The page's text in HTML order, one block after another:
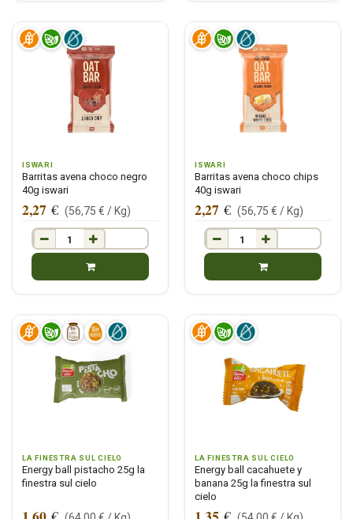
ISWARI
Barritas avena choco negro
40g iswari
2,27 € (56,75 € / Kg)
ISWARI
Barritas avena choco chips
40g iswari
2,27 € (56,75 € / Kg)
LA FINESTRA SUL CIELO
Energy ball pistacho 25g la
finestra sul cielo
LA FINESTRA SUL CIELO
Energy ball cacahuete y
banana 25g la finestra sul
cielo